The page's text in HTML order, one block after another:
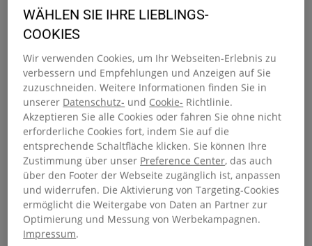
Entdecke unsere Outlet-Kollektion: zeitloses Design und
zuverlässige Qualität – jetzt zu besonders günstigen
Preisen. Ob für den Alltag, das Wochenende oder die
Schule, hier findest du robuste Rucksäcke, die mit dir
mithalten. Von auffälligen Prints bis hin zu schlichten
Tönen: Jeder Rucksack kommt mit gepolsterten Trägern,
praktischen Reißverschlussfächern und der typischen
Langlebigkeit von Eastpak. Stylish, funktional und gemacht
fürs echte Leben – jetzt zum smarten Preis.
Clever sparen mit Outlet-Gepäck
Auf der Suche nach einem neuen Reisebegleiter? In
unserem Outlet-Gepäck findest du Handgepäck-Trolleys,
flexible Koffer aus Stoff und robuste Hartschalenkoffer –
WÄHLEN SIE IHRE LIEBLINGS-
COOKIES
Wir verwenden Cookies, um Ihr Webseiten-Erlebnis zu
verbessern und Empfehlungen und Anzeigen auf Sie
zuzuschneiden. Weitere Informationen finden Sie in
unserer Datenschutz- und Cookie- Richtlinie.
Akzeptieren Sie alle Cookies oder fahren Sie ohne nicht
erforderliche Cookies fort, indem Sie auf die
entsprechende Schaltfläche klicken. Sie können Ihre
Zustimmung über unser Preference Center, das auch
über den Footer der Webseite zugänglich ist, anpassen
und widerrufen. Die Aktivierung von Targeting-Cookies
ermöglicht die Weitergabe von Daten an Partner zur
Optimierung und Messung von Werbekampagnen.
Impressum.